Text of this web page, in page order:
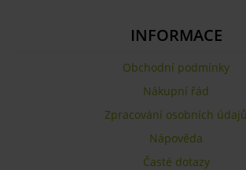
INFORMACE
Obchodní podmínky
Nákupní řád
Zpracování osobních údajů
Nápověda
Časté dotazy